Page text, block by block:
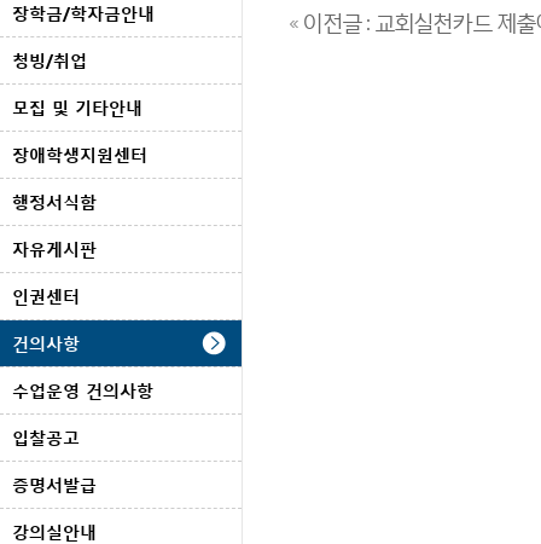
장학금/학자금안내
청빙/취업
모집 및 기타안내
장애학생지원센터
행정서식함
자유게시판
인권센터
건의사항
수업운영 건의사항
입찰공고
증명서발급
강의실안내
« 이전글 : 교회실천카드 제